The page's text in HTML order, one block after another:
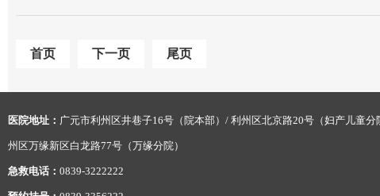
首页 下一页 尾页
医院地址： 广元市利州区井巷子16号（院本部）/ 利州区北京路20号（妇产儿童分
州区万缘新区白龙路77号（万缘分院）
急救电话： 0839-3222222